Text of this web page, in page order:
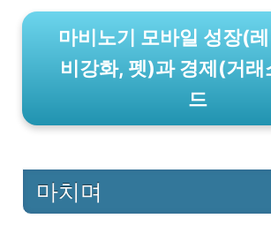
마비노기 모바일 성장(
비강화, 펫)과 경제(거래
드
마치며